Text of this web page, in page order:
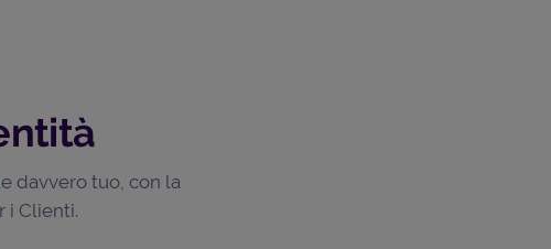
davvero tuo, con la
i Clienti.